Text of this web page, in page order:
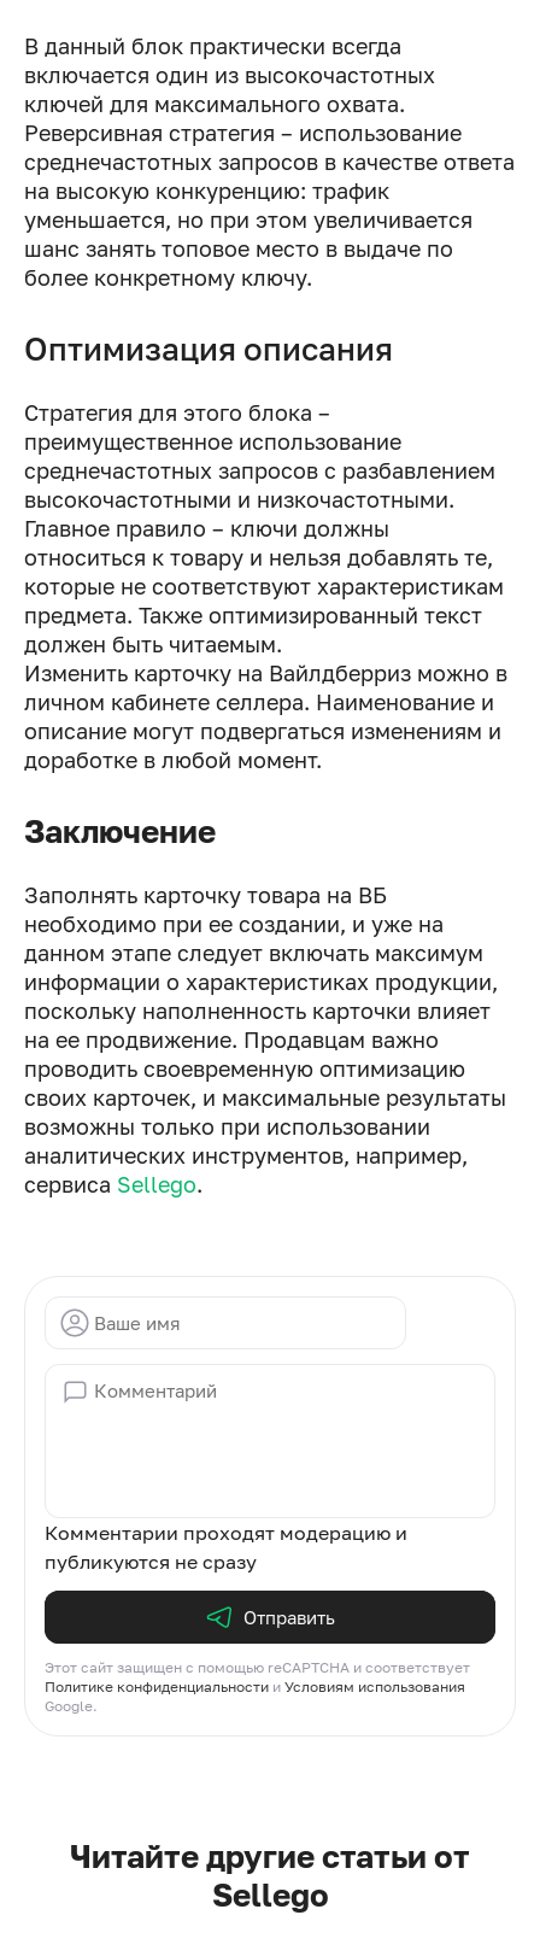
В данный блок практически всегда
включается один из высокочастотных
ключей для максимального охвата.
Реверсивная стратегия – использование
среднечастотных запросов в качестве ответа
на высокую конкуренцию: трафик
уменьшается, но при этом увеличивается
шанс занять топовое место в выдаче по
более конкретному ключу.
Оптимизация описания
Стратегия для этого блока –
преимущественное использование
среднечастотных запросов с разбавлением
высокочастотными и низкочастотными.
Главное правило – ключи должны
относиться к товару и нельзя добавлять те,
которые не соответствуют характеристикам
предмета. Также оптимизированный текст
должен быть читаемым.
Изменить карточку на Вайлдберриз можно в
личном кабинете селлера. Наименование и
описание могут подвергаться изменениям и
доработке в любой момент.
Заключение
Заполнять карточку товара на ВБ
необходимо при ее создании, и уже на
данном этапе следует включать максимум
информации о характеристиках продукции,
поскольку наполненность карточки влияет
на ее продвижение. Продавцам важно
проводить своевременную оптимизацию
своих карточек, и максимальные результаты
возможны только при использовании
аналитических инструментов, например,
сервиса Sellego.
Комментарии проходят модерацию и
публикуются не сразу
Отправить
Этот сайт защищен с помощью reCAPTCHA и соответствует
Политике конфиденциальности и Условиям использования
Google.
Читайте другие статьи от
Sellego